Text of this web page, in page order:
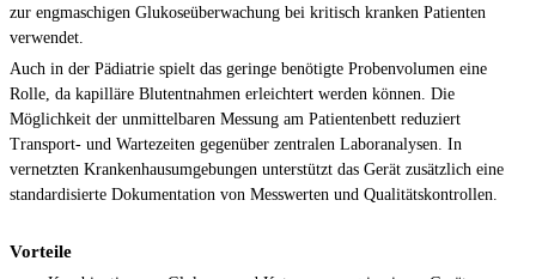
zur engmaschigen Glukoseüberwachung bei kritisch kranken Patienten
verwendet.
Auch in der Pädiatrie spielt das geringe benötigte Probenvolumen eine
Rolle, da kapilläre Blutentnahmen erleichtert werden können. Die
Möglichkeit der unmittelbaren Messung am Patientenbett reduziert
Transport- und Wartezeiten gegenüber zentralen Laboranalysen. In
vernetzten Krankenhausumgebungen unterstützt das Gerät zusätzlich eine
standardisierte Dokumentation von Messwerten und Qualitätskontrollen.
Vorteile